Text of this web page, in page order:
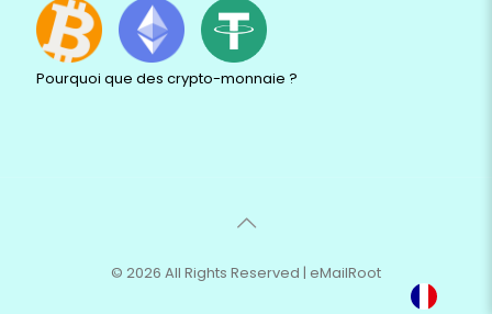
Pourquoi que des crypto-monnaie ?
© 2026 All Rights Reserved | eMailRoot